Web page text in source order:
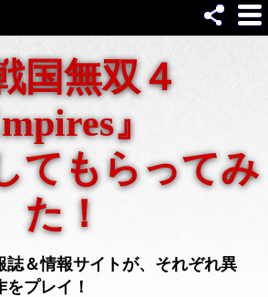
国無双４
』
てもらってみ
た！
＆情報サイトが、 それぞれ異
プレイ！